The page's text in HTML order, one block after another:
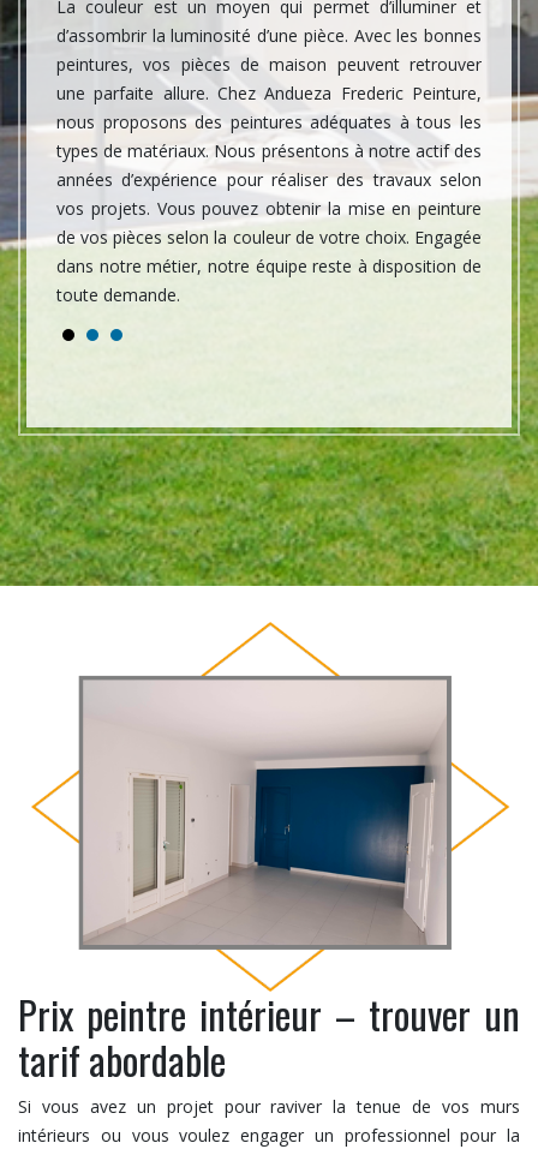
?
vous
notre
La couleur est un moyen qui permet d’illuminer et
d’assombrir la luminosité d’une pièce. Avec les bonnes
peintures, vos pièces de maison peuvent retrouver
une parfaite allure. Chez Andueza Frederic Peinture,
nous proposons des peintures adéquates à tous les
types de matériaux. Nous présentons à notre actif des
années d’expérience pour réaliser des travaux selon
vos projets. Vous pouvez obtenir la mise en peinture
de vos pièces selon la couleur de votre choix. Engagée
dans notre métier, notre équipe reste à disposition de
toute demande.
La
de
Une
coup
tout
Prix peintre intérieur – trouver un
tarif abordable
Si vous avez un projet pour raviver la tenue de vos murs
intérieurs ou vous voulez engager un professionnel pour la